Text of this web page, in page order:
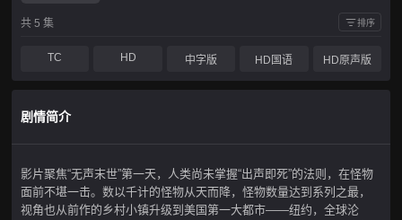
共 5 集 排序
TC HD 中字版 HD国语 HD原声版
剧情简介
影片聚焦“无声末世”第一天，人类尚未掌握“出声即死”的法则，在怪物
面前不堪一击。数以千计的怪物从天而降，怪物数量达到系列之最，
视角也从前作的乡村小镇升级到美国第一大都市——纽约，全球沦